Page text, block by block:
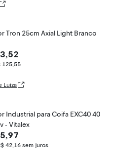
Tron 25cm Axial Light Branco
125,55
Luiza
Industrial para Coifa EXC40 40
- Vitalex
42,16 sem juros